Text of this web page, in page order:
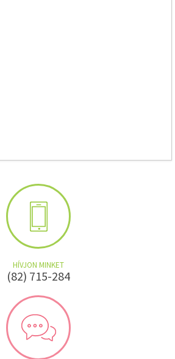
HÍVJON MINKET
(82) 715-284